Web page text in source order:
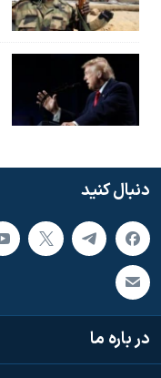
دنبال کنید
در باره ما